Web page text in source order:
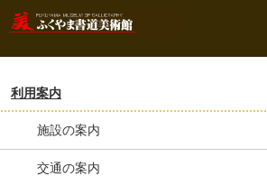
利用案内
施設の案内
交通の案内